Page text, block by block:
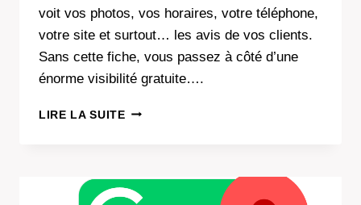
voit vos photos, vos horaires, votre téléphone,
votre site et surtout… les avis de vos clients.
Sans cette fiche, vous passez à côté d’une
énorme visibilité gratuite….
LIRE LA SUITECRÉER
BUSINESS
PROFILE